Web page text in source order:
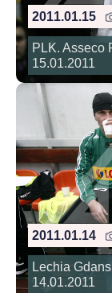
2011.01.15
PLK. Asseco
15.01.2011
2011.01.14
Lechia
14.01.2011